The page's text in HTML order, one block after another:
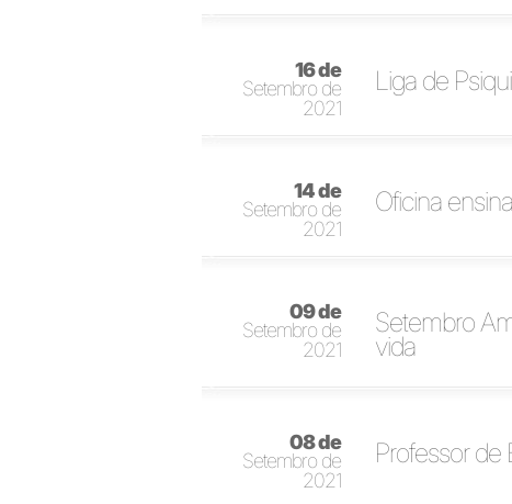
16 de
Setembro de
2021
Liga de
14 de
Setembro de
2021
Oficina
09 de
Setembro de
2021
Setembro
vida
08 de
Setembro de
2021
Professor de